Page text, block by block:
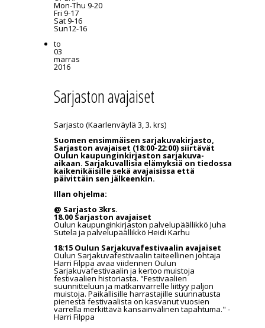
Mon-Thu 9-20
Fri 9-17
Sat 9-16
Sun12-16
to
03
marras
2016
Sarjaston avajaiset
Sarjasto (Kaarlenväylä 3, 3. krs)
Suomen ensimmäisen sarjakuvakirjasto,
Sarjaston avajaiset (18:00-22:00) siirtävät
Oulun kaupunginkirjaston sarjakuva-
aikaan. Sarjakuvallisia elämyksiä on tiedossa
kaikenikäisille sekä avajaisissa että
päivittäin sen jälkeenkin.
Illan ohjelma:
@ Sarjasto 3krs.
18.00 Sarjaston avajaiset
Oulun kaupunginkirjaston palvelupäällikkö Juha
Sutela ja palvelupäällikkö Heidi Karhu
18:15 Oulun Sarjakuvafestivaalin avajaiset
Oulun Sarjakuvafestivaalin taiteellinen johtaja
Harri Filppa avaa viidennen Oulun
Sarjakuvafestivaalin ja kertoo muistoja
festivaalien historiasta. "Festivaalien
suunnitteluun ja matkanvarrelle liittyy paljon
muistoja. Paikallisille harrastajille suunnatusta
pienestä festivaalista on kasvanut vuosien
varrella merkittävä kansainvälinen tapahtuma." -
Harri Filppa